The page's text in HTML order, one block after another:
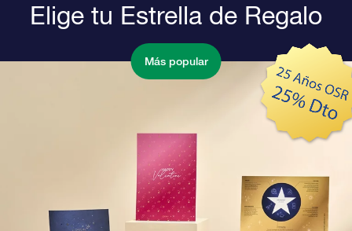
Elige tu Estrella de Regalo
Más popular